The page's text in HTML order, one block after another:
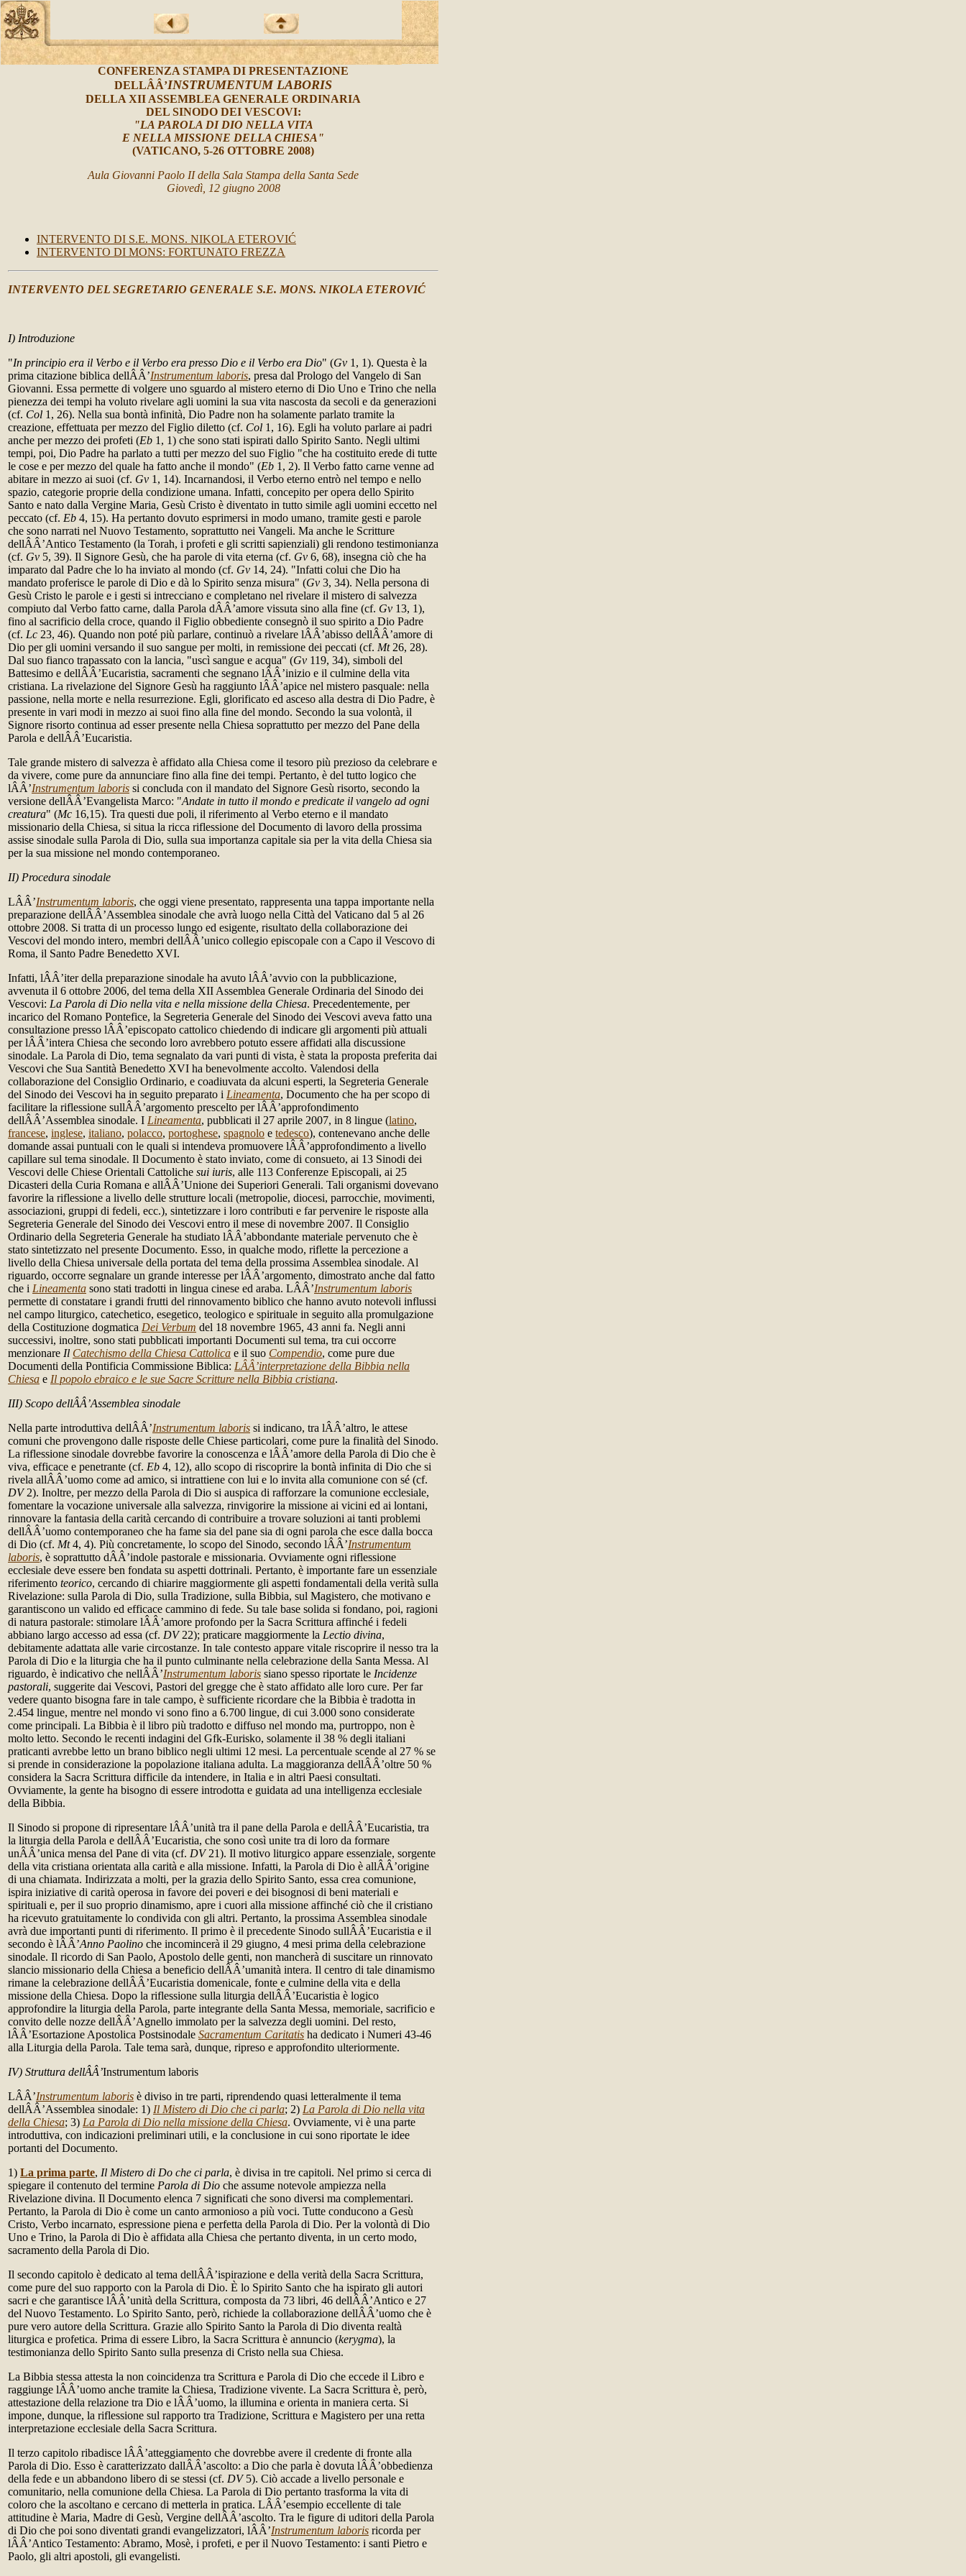
CONFERENZA STAMPA DI PRESENTAZIONE
DELLÂÂ’INSTRUMENTUM LABORIS
DELLA XII ASSEMBLEA GENERALE ORDINARIA
DEL SINODO DEI VESCOVI:
"LA PAROLA DI DIO NELLA VITA
E NELLA MISSIONE DELLA CHIESA"
(VATICANO, 5-26 OTTOBRE 2008)
Aula Giovanni Paolo II della Sala Stampa della Santa Sede
Giovedì, 12 giugno 2008
INTERVENTO DI S.E. MONS. NIKOLA ETEROVIĆ
INTERVENTO DI MONS: FORTUNATO FREZZA
INTERVENTO DEL SEGRETARIO GENERALE S.E. MONS. NIKOLA ETEROVIĆ
I) Introduzione
"In principio era il Verbo e il Verbo era presso Dio e il Verbo era Dio" (Gv 1, 1). Questa è la
prima citazione biblica dellÂÂ’Instrumentum laboris, presa dal Prologo del Vangelo di San
Giovanni. Essa permette di volgere uno sguardo al mistero eterno di Dio Uno e Trino che nella
pienezza dei tempi ha voluto rivelare agli uomini la sua vita nascosta da secoli e da generazioni
(cf. Col 1, 26). Nella sua bontà infinità, Dio Padre non ha solamente parlato tramite la
creazione, effettuata per mezzo del Figlio diletto (cf. Col 1, 16). Egli ha voluto parlare ai padri
anche per mezzo dei profeti (Eb 1, 1) che sono stati ispirati dallo Spirito Santo. Negli ultimi
tempi, poi, Dio Padre ha parlato a tutti per mezzo del suo Figlio "che ha costituito erede di tutte
le cose e per mezzo del quale ha fatto anche il mondo" (Eb 1, 2). Il Verbo fatto carne venne ad
abitare in mezzo ai suoi (cf. Gv 1, 14). Incarnandosi, il Verbo eterno entrò nel tempo e nello
spazio, categorie proprie della condizione umana. Infatti, concepito per opera dello Spirito
Santo e nato dalla Vergine Maria, Gesù Cristo è diventato in tutto simile agli uomini eccetto nel
peccato (cf. Eb 4, 15). Ha pertanto dovuto esprimersi in modo umano, tramite gesti e parole
che sono narrati nel Nuovo Testamento, soprattutto nei Vangeli. Ma anche le Scritture
dellÂÂ’Antico Testamento (la Torah, i profeti e gli scritti sapienziali) gli rendono testimonianza
(cf. Gv 5, 39). Il Signore Gesù, che ha parole di vita eterna (cf. Gv 6, 68), insegna ciò che ha
imparato dal Padre che lo ha inviato al mondo (cf. Gv 14, 24). "Infatti colui che Dio ha
mandato proferisce le parole di Dio e dà lo Spirito senza misura" (Gv 3, 34). Nella persona di
Gesù Cristo le parole e i gesti si intrecciano e completano nel rivelare il mistero di salvezza
compiuto dal Verbo fatto carne, dalla Parola dÂÂ’amore vissuta sino alla fine (cf. Gv 13, 1),
fino al sacrificio della croce, quando il Figlio obbediente consegnò il suo spirito a Dio Padre
(cf. Lc 23, 46). Quando non poté più parlare, continuò a rivelare lÂÂ’abisso dellÂÂ’amore di
Dio per gli uomini versando il suo sangue per molti, in remissione dei peccati (cf. Mt26, 28).
Dal suo fianco trapassato con la lancia, "uscì sangue e acqua" (Gv 119, 34), simboli del
Battesimo e dellÂÂ’Eucaristia, sacramenti che segnano lÂÂ’inizio e il culmine della vita
cristiana. La rivelazione del Signore Gesù ha raggiunto lÂÂ’apice nel mistero pasquale: nella
passione, nella morte e nella resurrezione. Egli, glorificato ed asceso alla destra di Dio Padre, è
presente in vari modi in mezzo ai suoi fino alla fine del mondo. Secondo la sua volontà, il
Signore risorto continua ad esser presente nella Chiesa soprattutto per mezzo del Pane della
Parola e dellÂÂ’Eucaristia.
Tale grande mistero di salvezza è affidato alla Chiesa come il tesoro più prezioso da celebrare e
da vivere, come pure da annunciare fino alla fine dei tempi. Pertanto, è del tutto logico che
lÂÂ’Instrumentum laboris si concluda con il mandato del Signore Gesù risorto, secondo la
versione dellÂÂ’Evangelista Marco: "Andate in tutto il mondo e predicate il vangelo ad ogni
creatura" (Mc 16,15). Tra questi due poli, il riferimento al Verbo eterno e il mandato
missionario della Chiesa, si situa la ricca riflessione del Documento di lavoro della prossima
assise sinodale sulla Parola di Dio, sulla sua importanza capitale sia per la vita della Chiesa sia
per la sua missione nel mondo contemporaneo.
II) Procedura sinodale
LÂÂ’Instrumentum laboris, che oggi viene presentato, rappresenta una tappa importante nella
preparazione dellÂÂ’Assemblea sinodale che avrà luogo nella Città del Vaticano dal 5 al 26
ottobre 2008. Si tratta di un processo lungo ed esigente, risultato della collaborazione dei
Vescovi del mondo intero, membri dellÂÂ’unico collegio episcopale con a Capo il Vescovo di
Roma, il Santo Padre Benedetto XVI.
Infatti, lÂÂ’iter della preparazione sinodale ha avuto lÂÂ’avvio con la pubblicazione,
avvenuta il 6 ottobre 2006, del tema della XII Assemblea Generale Ordinaria del Sinodo dei
Vescovi: La Parola di Dio nella vita e nella missione della Chiesa. Precedentemente, per
incarico del Romano Pontefice, la Segreteria Generale del Sinodo dei Vescovi aveva fatto una
consultazione presso lÂÂ’episcopato cattolico chiedendo di indicare gli argomenti più attuali
per lÂÂ’intera Chiesa che secondo loro avrebbero potuto essere affidati alla discussione
sinodale. La Parola di Dio, tema segnalato da vari punti di vista, è stata la proposta preferita dai
Vescovi che Sua Santità Benedetto XVI ha benevolmente accolto. Valendosi della
collaborazione del Consiglio Ordinario, e coadiuvata da alcuni esperti, la Segreteria Generale
del Sinodo dei Vescovi ha in seguito preparato i Lineamenta, Documento che ha per scopo di
facilitare la riflessione sullÂÂ’argomento prescelto per lÂÂ’approfondimento
dellÂÂ’Assemblea sinodale. I Lineamenta, pubblicati il 27 aprile 2007, in 8 lingue (latino,
francese, inglese, italiano, polacco, portoghese, spagnolo e tedesco), contenevano anche delle
domande assai puntuali con le quali si intendeva promuovere lÂÂ’approfondimento a livello
capillare sul tema sinodale. Il Documento è stato inviato, come di consueto, ai 13 Sinodi dei
Vescovi delle Chiese Orientali Cattoliche sui iuris, alle 113 Conferenze Episcopali, ai 25
Dicasteri della Curia Romana e allÂÂ’Unione dei Superiori Generali. Tali organismi dovevano
favorire la riflessione a livello delle strutture locali (metropolie, diocesi, parrocchie, movimenti,
associazioni, gruppi di fedeli, ecc.), sintetizzare i loro contributi e far pervenire le risposte alla
Segreteria Generale del Sinodo dei Vescovi entro il mese di novembre 2007. Il Consiglio
Ordinario della Segreteria Generale ha studiato lÂÂ’abbondante materiale pervenuto che è
stato sintetizzato nel presente Documento. Esso, in qualche modo, riflette la percezione a
livello della Chiesa universale della portata del tema della prossima Assemblea sinodale. Al
riguardo, occorre segnalare un grande interesse per lÂÂ’argomento, dimostrato anche dal fatto
che i Lineamenta sono stati tradotti in lingua cinese ed araba. LÂÂ’Instrumentum laboris
permette di constatare i grandi frutti del rinnovamento biblico che hanno avuto notevoli influssi
nel campo liturgico, catechetico, esegetico, teologico e spirituale in seguito alla promulgazione
della Costituzione dogmatica Dei Verbum del 18 novembre 1965, 43 anni fa. Negli anni
successivi, inoltre, sono stati pubblicati importanti Documenti sul tema, tra cui occorre
menzionare Il Catechismo della Chiesa Cattolica e il suo Compendio, come pure due
Documenti della Pontificia Commissione Biblica: LÂÂ’interpretazione della Bibbia nella
Chiesa e Il popolo ebraico e le sue Sacre Scritture nella Bibbia cristiana.
III) Scopo dellÂÂ’Assemblea sinodale
Nella parte introduttiva dellÂÂ’Instrumentum laboris si indicano, tra lÂÂ’altro, le attese
comuni che provengono dalle risposte delle Chiese particolari, come pure la finalità del Sinodo.
La riflessione sinodale dovrebbe favorire la conoscenza e lÂÂ’amore della Parola di Dio che è
viva, efficace e penetrante (cf. Eb 4, 12), allo scopo di riscoprire la bontà infinita di Dio che si
rivela allÂÂ’uomo come ad amico, si intrattiene con lui e lo invita alla comunione con sé (cf.
DV2). Inoltre, per mezzo della Parola di Dio si auspica di rafforzare la comunione ecclesiale,
fomentare la vocazione universale alla salvezza, rinvigorire la missione ai vicini ed ai lontani,
rinnovare la fantasia della carità cercando di contribuire a trovare soluzioni ai tanti problemi
dellÂÂ’uomo contemporaneo che ha fame sia del pane sia di ogni parola che esce dalla bocca
di Dio (cf. Mt4, 4). Più concretamente, lo scopo del Sinodo, secondo lÂÂ’Instrumentum
laboris, è soprattutto dÂÂ’indole pastorale e missionaria. Ovviamente ogni riflessione
ecclesiale deve essere ben fondata su aspetti dottrinali. Pertanto, è importante fare un essenziale
riferimento teorico, cercando di chiarire maggiormente gli aspetti fondamentali della verità sulla
Rivelazione: sulla Parola di Dio, sulla Tradizione, sulla Bibbia, sul Magistero, che motivano e
garantiscono un valido ed efficace cammino di fede. Su tale base solida si fondano, poi, ragioni
di natura pastorale: stimolare lÂÂ’amore profondo per la Sacra Scrittura affinché i fedeli
abbiano largo accesso ad essa (cf. DV22); praticare maggiormente la Lectio divina,
debitamente adattata alle varie circostanze. In tale contesto appare vitale riscoprire il nesso tra la
Parola di Dio e la liturgia che ha il punto culminante nella celebrazione della Santa Messa. Al
riguardo, è indicativo che nellÂÂ’Instrumentum laboris siano spesso riportate le Incidenze
pastorali, suggerite dai Vescovi, Pastori del gregge che è stato affidato alle loro cure. Per far
vedere quanto bisogna fare in tale campo, è sufficiente ricordare che la Bibbia è tradotta in
2.454 lingue, mentre nel mondo vi sono fino a 6.700 lingue, di cui 3.000 sono considerate
come principali. La Bibbia è il libro più tradotto e diffuso nel mondo ma, purtroppo, non è
molto letto. Secondo le recenti indagini del Gfk-Eurisko, solamente il 38 % degli italiani
praticanti avrebbe letto un brano biblico negli ultimi 12 mesi. La percentuale scende al 27 % se
si prende in considerazione la popolazione italiana adulta. La maggioranza dellÂÂ’oltre 50 %
considera la Sacra Scrittura difficile da intendere, in Italia e in altri Paesi consultati.
Ovviamente, la gente ha bisogno di essere introdotta e guidata ad una intelligenza ecclesiale
della Bibbia.
Il Sinodo si propone di ripresentare lÂÂ’unità tra il pane della Parola e dellÂÂ’Eucaristia, tra
la liturgia della Parola e dellÂÂ’Eucaristia, che sono così unite tra di loro da formare
unÂÂ’unica mensa del Pane di vita (cf. DV21). Il motivo liturgico appare essenziale, sorgente
della vita cristiana orientata alla carità e alla missione. Infatti, la Parola di Dio è allÂÂ’origine
di una chiamata. Indirizzata a molti, per la grazia dello Spirito Santo, essa crea comunione,
ispira iniziative di carità operosa in favore dei poveri e dei bisognosi di beni materiali e
spirituali e, per il suo proprio dinamismo, apre i cuori alla missione affinché ciò che il cristiano
ha ricevuto gratuitamente lo condivida con gli altri. Pertanto, la prossima Assemblea sinodale
avrà due importanti punti di riferimento. Il primo è il precedente Sinodo sullÂÂ’Eucaristia e il
secondo è lÂÂ’Anno Paolino che incomincerà il 29 giugno, 4 mesi prima della celebrazione
sinodale. Il ricordo di San Paolo, Apostolo delle genti, non mancherà di suscitare un rinnovato
slancio missionario della Chiesa a beneficio dellÂÂ’umanità intera. Il centro di tale dinamismo
rimane la celebrazione dellÂÂ’Eucaristia domenicale, fonte e culmine della vita e della
missione della Chiesa. Dopo la riflessione sulla liturgia dellÂÂ’Eucaristia è logico
approfondire la liturgia della Parola, parte integrante della Santa Messa, memoriale, sacrificio e
convito delle nozze dellÂÂ’Agnello immolato per la salvezza degli uomini. Del resto,
lÂÂ’Esortazione Apostolica Postsinodale Sacramentum Caritatis ha dedicato i Numeri 43-46
alla Liturgia della Parola. Tale tema sarà, dunque, ripreso e approfondito ulteriormente.
IV) Struttura dellÂÂ’Instrumentum laboris
LÂÂ’Instrumentum laboris è diviso in tre parti, riprendendo quasi letteralmente il tema
dellÂÂ’Assemblea sinodale: 1) Il Mistero di Dio che ci parla; 2) La Parola di Dio nella vita
della Chiesa; 3) La Parola di Dio nella missione della Chiesa. Ovviamente, vi è una parte
introduttiva, con indicazioni preliminari utili, e la conclusione in cui sono riportate le idee
portanti del Documento.
1) La prima parte, Il Mistero di Do che ci parla, è divisa in tre capitoli. Nel primo si cerca di
spiegare il contenuto del termine Parola di Dio che assume notevole ampiezza nella
Rivelazione divina. Il Documento elenca 7 significati che sono diversi ma complementari.
Pertanto, la Parola di Dio è come un canto armonioso a più voci. Tutte conducono a Gesù
Cristo, Verbo incarnato, espressione piena e perfetta della Parola di Dio. Per la volontà di Dio
Uno e Trino, la Parola di Dio è affidata alla Chiesa che pertanto diventa, in un certo modo,
sacramento della Parola di Dio.
Il secondo capitolo è dedicato al tema dellÂÂ’ispirazione e della verità della Sacra Scrittura,
come pure del suo rapporto con la Parola di Dio. È lo Spirito Santo che ha ispirato gli autori
sacri e che garantisce lÂÂ’unità della Scrittura, composta da 73 libri, 46 dellÂÂ’Antico e 27
del Nuovo Testamento. Lo Spirito Santo, però, richiede la collaborazione dellÂÂ’uomo che è
pure vero autore della Scrittura. Grazie allo Spirito Santo la Parola di Dio diventa realtà
liturgica e profetica. Prima di essere Libro, la Sacra Scrittura è annuncio (kerygma), la
testimonianza dello Spirito Santo sulla presenza di Cristo nella sua Chiesa.
La Bibbia stessa attesta la non coincidenza tra Scrittura e Parola di Dio che eccede il Libro e
raggiunge lÂÂ’uomo anche tramite la Chiesa, Tradizione vivente. La Sacra Scrittura è, però,
attestazione della relazione tra Dio e lÂÂ’uomo, la illumina e orienta in maniera certa. Si
impone, dunque, la riflessione sul rapporto tra Tradizione, Scrittura e Magistero per una retta
interpretazione ecclesiale della Sacra Scrittura.
Il terzo capitolo ribadisce lÂÂ’atteggiamento che dovrebbe avere il credente di fronte alla
Parola di Dio. Esso è caratterizzato dallÂÂ’ascolto: a Dio che parla è dovuta lÂÂ’obbedienza
della fede e un abbandono libero di se stessi (cf. DV5). Ciò accade a livello personale e
comunitario, nella comunione della Chiesa. La Parola di Dio pertanto trasforma la vita di
coloro che la ascoltano e cercano di metterla in pratica. LÂÂ’esempio eccellente di tale
attitudine è Maria, Madre di Gesù, Vergine dellÂÂ’ascolto. Tra le figure di uditori della Parola
di Dio che poi sono diventati grandi evangelizzatori, lÂÂ’Instrumentum laboris ricorda per
lÂÂ’Antico Testamento: Abramo, Mosè, i profeti, e per il Nuovo Testamento: i santi Pietro e
Paolo, gli altri apostoli, gli evangelisti.